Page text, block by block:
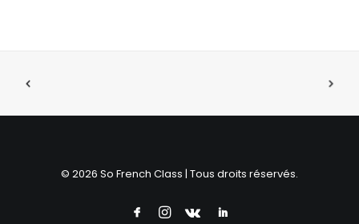
© 2026 So French Class | Tous droits réservés.